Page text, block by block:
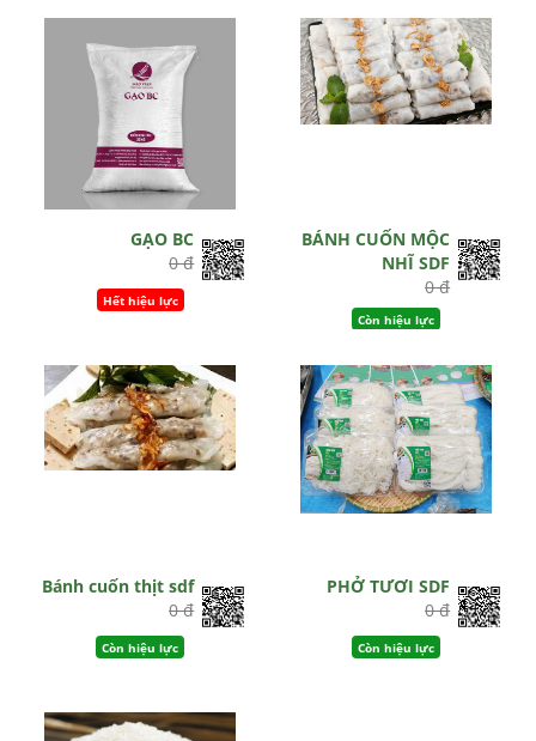
GẠO BC
0 đ
Hết hiệu lực
BÁNH CUỐN MỘC
NHĨ SDF
0 đ
Còn hiệu lực
Bánh cuốn thịt sdf
0 đ
Còn hiệu lực
PHỞ TƯƠI SDF
0 đ
Còn hiệu lực